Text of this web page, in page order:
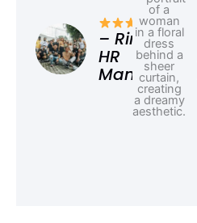
– Rina,
HR
Manager